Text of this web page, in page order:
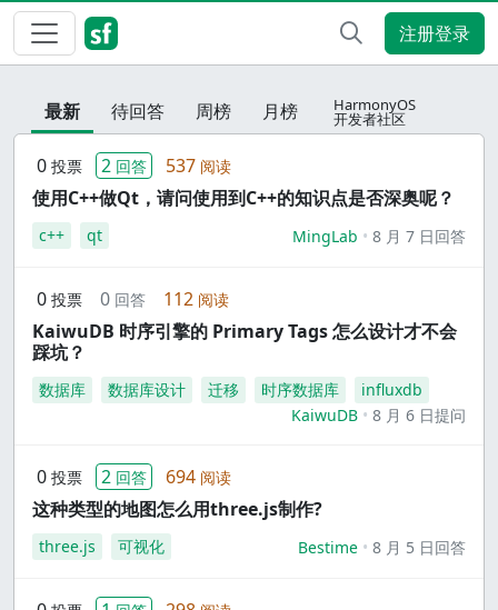
注册登录
最新 待回答 周榜 月榜 HarmonyOS
开发者社区
0 投票 2 回答 537 阅读
使用C++做Qt，请问使用到C++的知识点是否深奥呢？
c++ qt MingLab 8 月 7 日回答
0 投票 0 回答 112 阅读
KaiwuDB 时序引擎的 Primary Tags 怎么设计才不会
踩坑？
数据库 数据库设计 迁移 时序数据库
influxdb
KaiwuDB
8 月 6 日提问
0 投票 2 回答 694 阅读
这种类型的地图怎么用three.js制作?
three.js 可视化 Bestime 8 月 5 日回答